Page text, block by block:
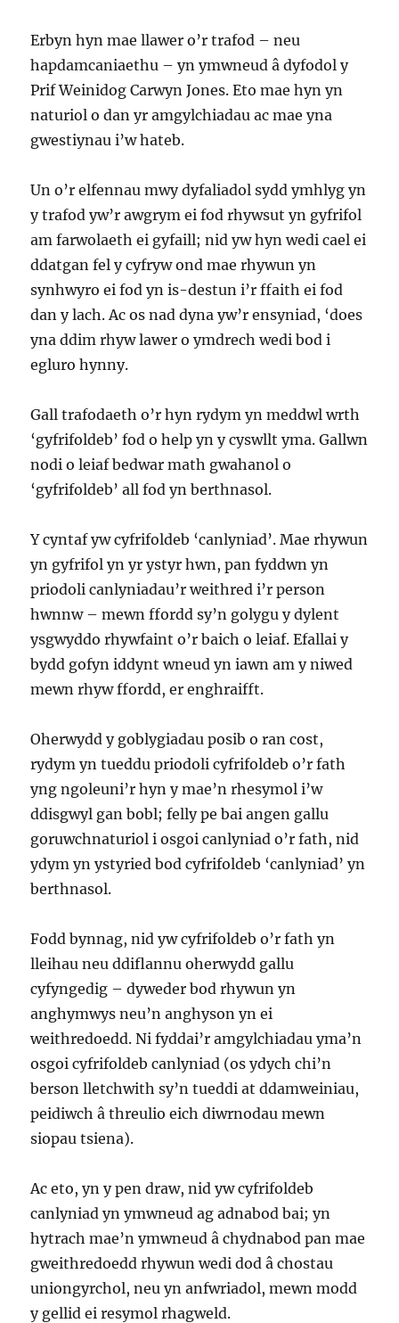
Erbyn hyn mae llawer o’r trafod – neu
hapdamcaniaethu – yn ymwneud â dyfodol y
Prif Weinidog Carwyn Jones. Eto mae hyn yn
naturiol o dan yr amgylchiadau ac mae yna
gwestiynau i’w hateb.
Un o’r elfennau mwy dyfaliadol sydd ymhlyg yn
y trafod yw’r awgrym ei fod rhywsut yn gyfrifol
am farwolaeth ei gyfaill; nid yw hyn wedi cael ei
ddatgan fel y cyfryw ond mae rhywun yn
synhwyro ei fod yn is-destun i’r ffaith ei fod
dan y lach. Ac os nad dyna yw’r ensyniad, ‘does
yna ddim rhyw lawer o ymdrech wedi bod i
egluro hynny.
Gall trafodaeth o’r hyn rydym yn meddwl wrth
‘gyfrifoldeb’ fod o help yn y cyswllt yma. Gallwn
nodi o leiaf bedwar math gwahanol o
‘gyfrifoldeb’ all fod yn berthnasol.
Y cyntaf yw cyfrifoldeb ‘canlyniad’. Mae rhywun
yn gyfrifol yn yr ystyr hwn, pan fyddwn yn
priodoli canlyniadau’r weithred i’r person
hwnnw – mewn ffordd sy’n golygu y dylent
ysgwyddo rhywfaint o’r baich o leiaf. Efallai y
bydd gofyn iddynt wneud yn iawn am y niwed
mewn rhyw ffordd, er enghraifft.
Oherwydd y goblygiadau posib o ran cost,
rydym yn tueddu priodoli cyfrifoldeb o’r fath
yng ngoleuni’r hyn y mae’n rhesymol i’w
ddisgwyl gan bobl; felly pe bai angen gallu
goruwchnaturiol i osgoi canlyniad o’r fath, nid
ydym yn ystyried bod cyfrifoldeb ‘canlyniad’ yn
berthnasol.
Fodd bynnag, nid yw cyfrifoldeb o’r fath yn
lleihau neu ddiflannu oherwydd gallu
cyfyngedig – dyweder bod rhywun yn
anghymwys neu’n anghyson yn ei
weithredoedd. Ni fyddai’r amgylchiadau yma’n
osgoi cyfrifoldeb canlyniad (os ydych chi’n
berson lletchwith sy’n tueddi at ddamweiniau,
peidiwch â threulio eich diwrnodau mewn
siopau tsiena).
Ac eto, yn y pen draw, nid yw cyfrifoldeb
canlyniad yn ymwneud ag adnabod bai; yn
hytrach mae’n ymwneud â chydnabod pan mae
gweithredoedd rhywun wedi dod â chostau
uniongyrchol, neu yn anfwriadol, mewn modd
y gellid ei resymol rhagweld.